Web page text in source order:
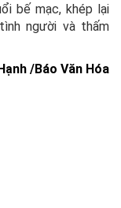
bế mạc, khép lại
người và thấm
/Báo Văn Hóa